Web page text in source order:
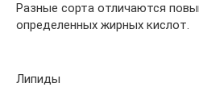
Разные сорта отличаются
определенных жирных кислот.
Липиды